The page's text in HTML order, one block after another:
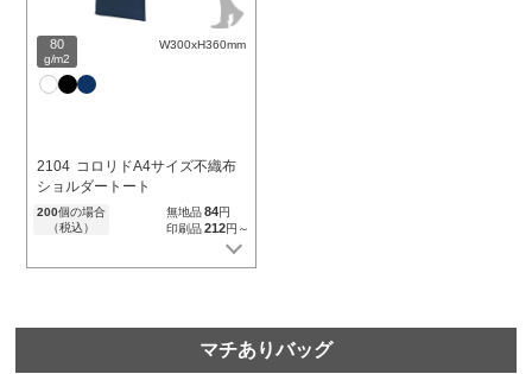
80
g/m2
W300xH360mm
2104 コロリドA4サイズ不織布
ショルダートート
200個の場合
（税込）
無地品84円
印刷品212円～
マチありバッグ